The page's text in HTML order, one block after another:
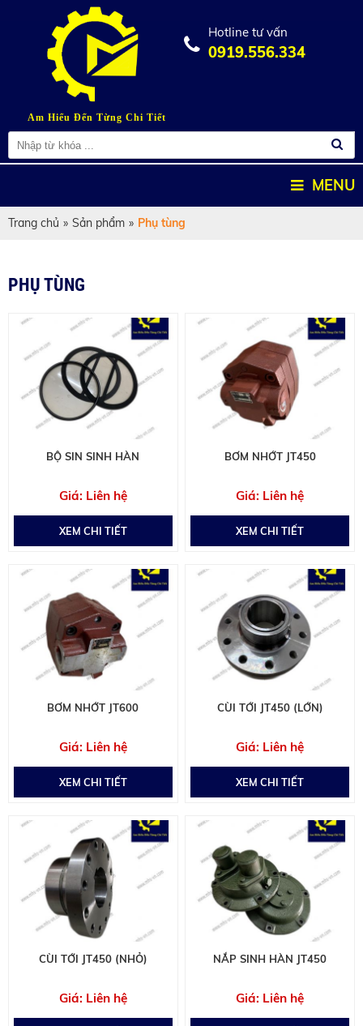
Am Hiểu Đến Từng Chi Tiết
Hotline tư vấn
0919.556.334
MENU
Trang chủ » Sản phẩm » Phụ tùng
PHỤ TÙNG
BỘ SIN SINH HÀN
Liên hệ
XEM CHI TIẾT
BƠM NHỚT JT450
Liên hệ
XEM CHI TIẾT
BƠM NHỚT JT600
Liên hệ
XEM CHI TIẾT
CÙI TỚI JT450 (LỚN)
Liên hệ
XEM CHI TIẾT
CÙI TỚI JT450 (NHỎ)
Liên hệ
NẮP SINH HÀN JT450
Liên hệ